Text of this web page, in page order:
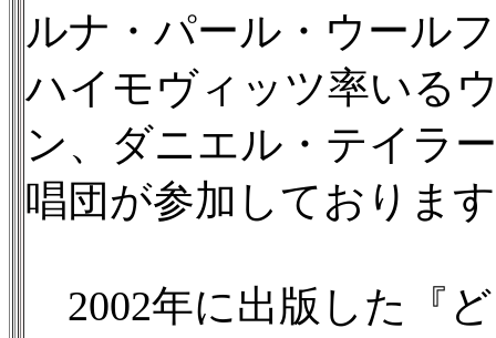
ルナ・パール・ウール
ハイモヴィッツ率いる
ン、ダニエル・テイラ
唱団が参加しておりま
2002年に出版した『